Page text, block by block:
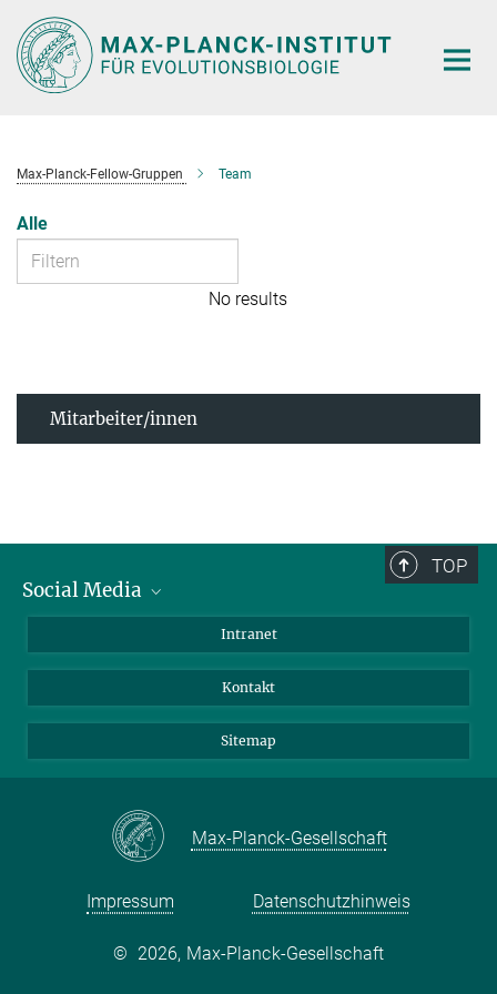
Hauptinhalt
Max-Planck-Fellow-Gruppen Team
Alle
No results
Mitarbeiter/innen
TOP
Social Media
LinkedIn
Intranet
Kontakt
Sitemap
Max-Planck-Gesellschaft
Impressum Datenschutzhinweis
© 2026, Max-Planck-Gesellschaft